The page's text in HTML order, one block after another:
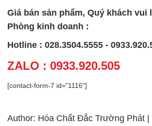
Giá bán sản phẩm, Quý khách vui
Phòng kinh doanh :
Hotline : 028.3504.5555 -
ZALO : 0933.920.505
[contact-form-7 id="1116"]
Author: Hóa Chất Đắc Trường Phát |